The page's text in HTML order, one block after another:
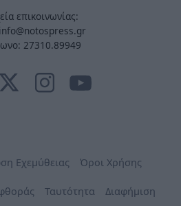
επικοινωνίας:
27310.89949
Εχεμύθειας Όροι Χρήσης
Ταυτότητα Διαφήμιση